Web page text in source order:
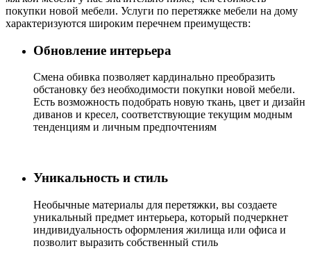
покупки новой мебели. Услуги по перетяжке мебели на дому
характеризуются широким перечнем преимуществ:
Обновление интерьера
Cмена обивка позволяет кардинально преобразить
обстановку без необходимости покупки новой мебели.
Есть возможность подобрать новую ткань, цвет и дизайн
диванов и кресел, соответствующие текущим модным
тенденциям и личным предпочтениям
Уникальность и стиль
Необычные материалы для перетяжки, вы создаете
уникальный предмет интерьера, который подчеркнет
индивидуальность оформления жилища или офиса и
позволит выразить собственный стиль